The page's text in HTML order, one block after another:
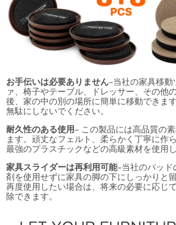
お手伝いは必要ありません–当社の家具移動
ァ、椅子やテーブル、ドレッサー、その他
後、家の中の別の場所に簡単に移動できま
無駄にしないでください。
耐久性のある使用– この製品には高品質の
ます。頑丈なフェルト、柔らかく丁寧に作
最強のプラスチックなどの高級素材を使用し
家具スライダーは再利用可能–当社のパッ
剤を使用せずに家具の脚の下にしっかりと
再度使用したい場合は、将来の必要に応じ
除できます。